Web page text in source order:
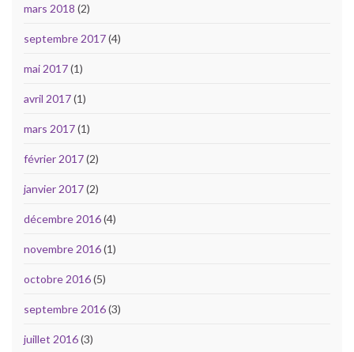
mars 2018 (2)
septembre 2017(4)
mai 2017(1)
avril 2017(1)
mars 2017(1)
février 2017(2)
janvier 2017(2)
décembre 2016(4)
novembre 2016(1)
octobre 2016(5)
septembre 2016(3)
juillet 2016(3)